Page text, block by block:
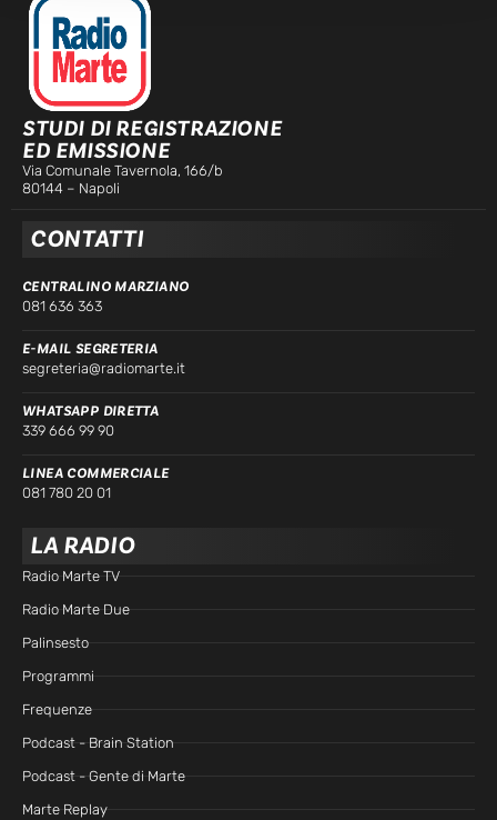
STUDI DI REGISTRAZIONE
ED EMISSIONE
Via Comunale Tavernola, 166/b
80144 – Napoli
CONTATTI
CENTRALINO MARZIANO
081 636 363
E-MAIL SEGRETERIA
segreteria@radiomarte.it
WHATSAPP DIRETTA
339 666 99 90
LINEA COMMERCIALE
081 780 20 01
LA RADIO
Radio Marte TV
Radio Marte Due
Palinsesto
Programmi
Frequenze
Podcast - Brain Station
Podcast - Gente di Marte
Marte Replay